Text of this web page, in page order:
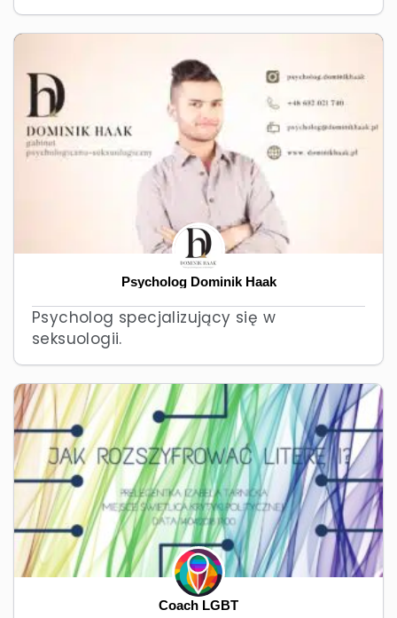
Psycholog Dominik Haak
Psycholog specjalizujący się w
seksuologii.
Coach LGBT